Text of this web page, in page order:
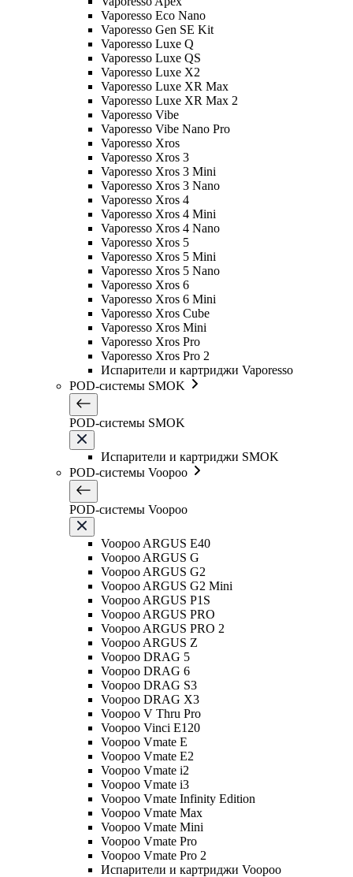
Vaporesso Eco Nano
Vaporesso Gen SE Kit
Vaporesso Luxe Q
Vaporesso Luxe QS
Vaporesso Luxe X2
Vaporesso Luxe XR Max
Vaporesso Luxe XR Max 2
Vaporesso Vibe
Vaporesso Vibe Nano Pro
Vaporesso Xros
Vaporesso Xros 3
Vaporesso Xros 3 Mini
Vaporesso Xros 3 Nano
Vaporesso Xros 4
Vaporesso Xros 4 Mini
Vaporesso Xros 4 Nano
Vaporesso Xros 5
Vaporesso Xros 5 Mini
Vaporesso Xros 5 Nano
Vaporesso Xros 6
Vaporesso Xros 6 Mini
Vaporesso Xros Cube
Vaporesso Xros Mini
Vaporesso Xros Pro
Vaporesso Xros Pro 2
Испарители и картриджи Vaporesso
POD-системы SMOK
POD-системы SMOK
Испарители и картриджи SMOK
POD-системы Voopoo
POD-системы Voopoo
Voopoo ARGUS E40
Voopoo ARGUS G
Voopoo ARGUS G2
Voopoo ARGUS G2 Mini
Voopoo ARGUS P1S
Voopoo ARGUS PRO
Voopoo ARGUS PRO 2
Voopoo ARGUS Z
Voopoo DRAG 5
Voopoo DRAG 6
Voopoo DRAG S3
Voopoo DRAG X3
Voopoo V Thru Pro
Voopoo Vinci E120
Voopoo Vmate E
Voopoo Vmate E2
Voopoo Vmate i2
Voopoo Vmate i3
Voopoo Vmate Infinity Edition
Voopoo Vmate Max
Voopoo Vmate Mini
Voopoo Vmate Pro
Voopoo Vmate Pro 2
Испарители и картриджи Voopoo